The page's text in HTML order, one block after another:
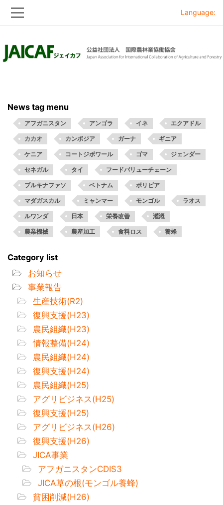
to
to
Language:
News tag menu
アフガニスタン アンゴラ イネ エクアドル
カカオ カンボジア ガーナ ギニア
ケニア コートジボワール ゴマ ジェンダー
セネガル タイ フードバリューチェーン
ブルキナファソ ベトナム ボリビア
マダガスカル ミャンマー モンゴル ラオス
ルワンダ 日本 栄養改善 灌漑
農業機械 農産加工 食料ロス 養蜂
Category list
お知らせ
事業報告
生産技術(R2)
復興支援(H23)
農民組織(H23)
情報整備(H24)
農民組織(H24)
復興支援(H24)
農民組織(H25)
アグリビジネス(H25)
復興支援(H25)
アグリビジネス(H26)
復興支援(H26)
JICA事業
アフガニスタンCDIS3
JICA草の根(モンゴル養蜂)
貧困削減(H26)